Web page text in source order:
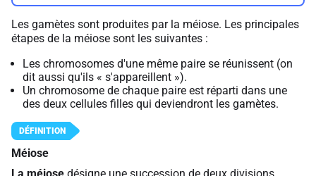
Les gamètes sont produites par la méiose. Les principales
étapes de la méiose sont les suivantes :
Les chromosomes d'une même paire se réunissent (on
dit aussi qu'ils « s'appareillent »).
Un chromosome de chaque paire est réparti dans une
des deux cellules filles qui deviendront les gamètes.
Méiose